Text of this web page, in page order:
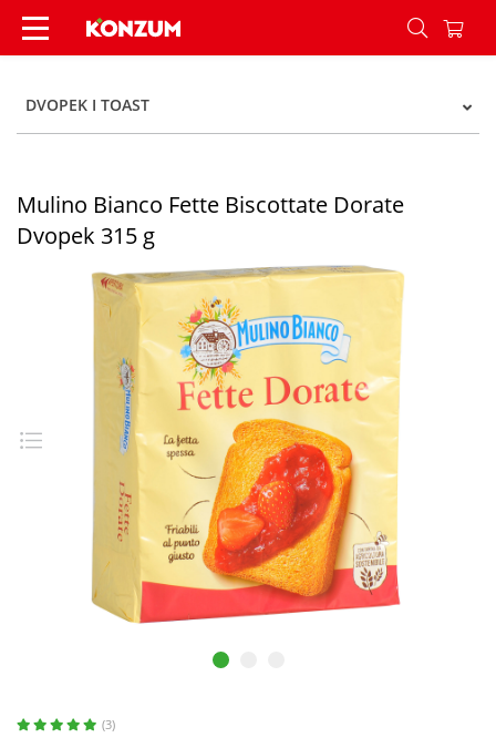
Mulino Bianco Fette Biscottate Dorate Dvopek
DVOPEK I TOAST
Mulino Bianco Fette Biscottate Dorate
Dvopek 315 g
(3)